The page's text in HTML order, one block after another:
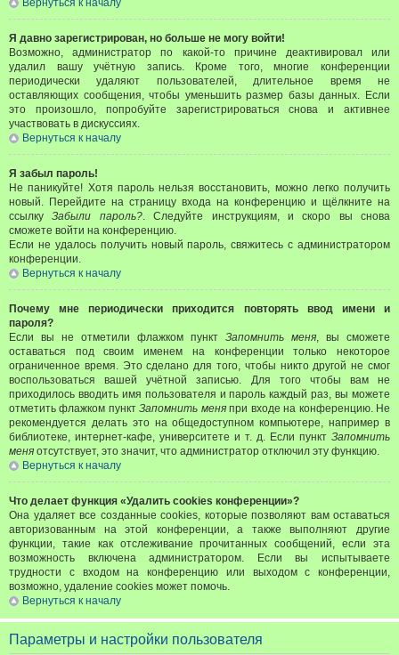
Вернуться к началу
Я давно зарегистрирован, но больше не могу войти!
Возможно, администратор по какой-то причине деактивировал или
удалил вашу учётную запись. Кроме того, многие конференции
периодически удаляют пользователей, длительное время не
оставляющих сообщения, чтобы уменьшить размер базы данных. Если
это произошло, попробуйте зарегистрироваться снова и активнее
участвовать в дискуссиях.
Вернуться к началу
Я забыл пароль!
Не паникуйте! Хотя пароль нельзя восстановить, можно легко получить
новый. Перейдите на страницу входа на конференцию и щёлкните на
ссылкуЗабыли пароль?. Следуйте инструкциям, и скоро вы снова
сможете войти на конференцию.
Если не удалось получить новый пароль, свяжитесь с администратором
конференции.
Вернуться к началу
Почему мне периодически приходится повторять ввод имени и
пароля?
Если вы не отметили флажком пункт Запомнить меня, вы сможете
оставаться под своим именем на конференции только некоторое
ограниченное время. Это сделано для того, чтобы никто другой не смог
воспользоваться вашей учётной записью. Для того чтобы вам не
приходилось вводить имя пользователя и пароль каждый раз, вы можете
отметить флажком пунктЗапомнить меняпри входе на конференцию. Не
рекомендуется делать это на общедоступном компьютере, например в
библиотеке, интернет-кафе, университете и т. д. Если пункт Запомнить
меня отсутствует, это значит, что администратор отключил эту функцию.
Вернуться к началу
Что делает функция «Удалить cookies конференции»?
Она удаляет все созданные cookies, которые позволяют вам оставаться
авторизованным на этой конференции, а также выполняют другие
функции, такие как отслеживание прочитанных сообщений, если эта
возможность включена администратором. Если вы испытываете
трудности с входом на конференцию или выходом с конференции,
возможно, удаление cookies может помочь.
Вернуться к началу
Параметры и настройки пользователя